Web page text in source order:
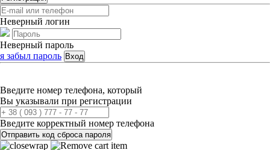
Неверный логин
Неверный пароль
я забыл пароль Вход
Введите номер телефона, который
Вы указывали при регистрации
Введите корректный номер телефона
Отправить код сброса пароля